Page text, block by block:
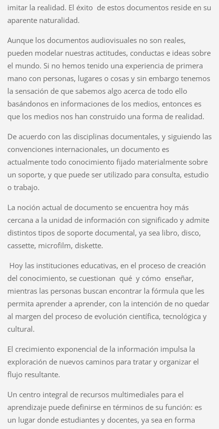
imitar la realidad. El éxito de estos documentos reside en su
aparente naturalidad.
Aunque los documentos audiovisuales no son reales,
pueden modelar nuestras actitudes, conductas e ideas sobre
el mundo. Si no hemos tenido una experiencia de primera
mano con personas, lugares o cosas y sin embargo tenemos
la sensación de que sabemos algo acerca de todo ello
basándonos en informaciones de los medios, entonces es
que los medios nos han construido una forma de realidad.
De acuerdo con las disciplinas documentales, y siguiendo las
convenciones internacionales, un documento es
actualmente todo conocimiento fijado materialmente sobre
un soporte, y que puede ser utilizado para consulta, estudio
o trabajo.
La noción actual de documento se encuentra hoy más
cercana a la unidad de información con significado y admite
distintos tipos de soporte documental, ya sea libro, disco,
cassette, microfilm, diskette.
Hoy las instituciones educativas, en el proceso de creación
del conocimiento, se cuestionan qué y cómo enseñar,
mientras las personas buscan encontrar la fórmula que les
permita aprender a aprender, con la intención de no quedar
al margen del proceso de evolución científica, tecnológica y
cultural.
El crecimiento exponencial de la información impulsa la
exploración de nuevos caminos para tratar y organizar el
flujo resultante.
Un centro integral de recursos multimediales para el
aprendizaje puede definirse en términos de su función: es
un lugar donde estudiantes y docentes, ya sea en forma